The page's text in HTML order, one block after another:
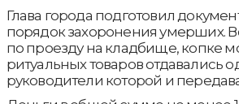
Глава города подготовил
порядок захоронения умерших.
по проезду на кладбище, копке
ритуальных товаров отдавались
руководители которой и